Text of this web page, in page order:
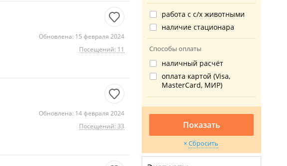
Обновлена: 15 февраля 2024
Посещений: 11
Обновлена: 14 февраля 2024
Посещений: 33
работа с с/х животными
наличие стационара
Способы оплаты
наличный расчёт
оплата картой (Visa,
MasterCard, МИР)
Показать
Сбросить